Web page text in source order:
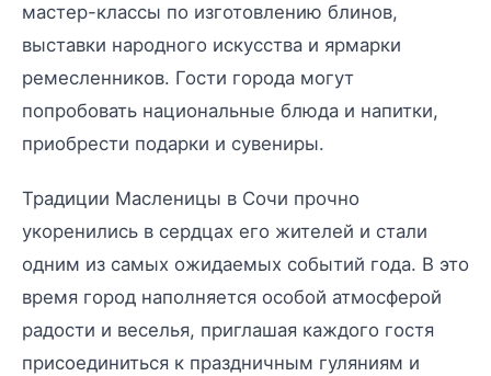
мастер-классы по изготовлению блинов,
выставки народного искусства и ярмарки
ремесленников. Гости города могут
попробовать национальные блюда и напитки,
приобрести подарки и сувениры.
Традиции Масленицы в Сочи прочно
укоренились в сердцах его жителей и стали
одним из самых ожидаемых событий года. В это
время город наполняется особой атмосферой
радости и веселья, приглашая каждого гостя
присоединиться к праздничным гуляниям и